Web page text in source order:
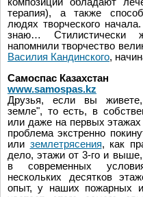
терапия), а также
людях творческого
знаю…
напомнили творчество
Василия Кандинского,
Самоспас Казахстан
www.samospas.kz
Друзья, если вы
земле", то есть, в
или даже на первых этажах
проблема экстренно
или землетрясения, как
дело, этажи от 3-го и
в современных
нескольких десятков
опыт, у наших пожарных и